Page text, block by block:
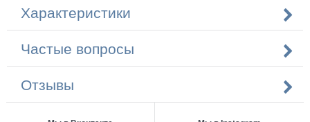
Характеристики
Частые вопросы
Отзывы